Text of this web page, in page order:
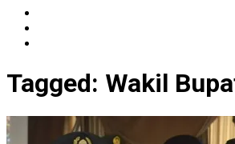
Tagged: Wakil